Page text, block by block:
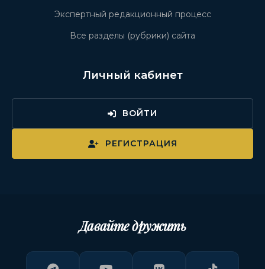
Экспертный редакционный процесс
Все разделы (рубрики) сайта
Личный кабинет
ВОЙТИ
РЕГИСТРАЦИЯ
Давайте дружить